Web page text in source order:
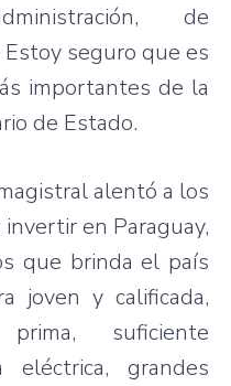
de
seguro que es
importantes de la
de Estado.
alentó a los
en Paraguay,
que brinda el país
joven y calificada,
suficiente
grandes